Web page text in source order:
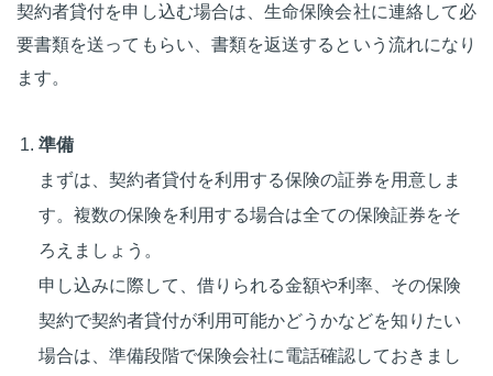
契約者貸付を申し込む場合は、生命保険会社に連絡して必
要書類を送ってもらい、書類を返送するという流れになり
ます。
準備
まずは、契約者貸付を利用する保険の証券を用意しま
す。複数の保険を利用する場合は全ての保険証券をそ
ろえましょう。
申し込みに際して、借りられる金額や利率、その保険
契約で契約者貸付が利用可能かどうかなどを知りたい
場合は、準備段階で保険会社に電話確認しておきまし